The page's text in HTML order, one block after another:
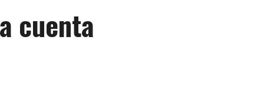
cuenta